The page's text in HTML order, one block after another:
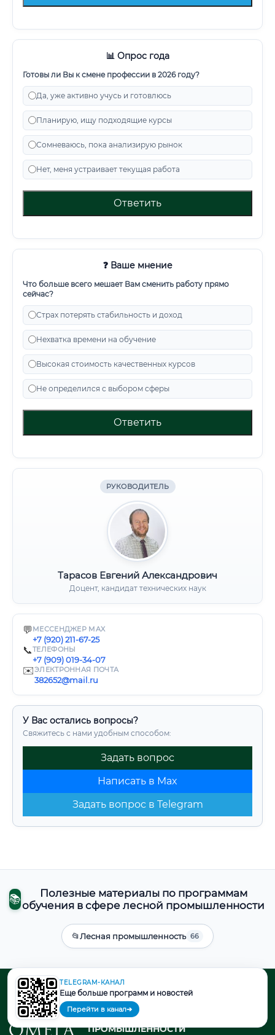
📊 Опрос года
Готовы ли Вы к смене профессии в 2026 году?
Да, уже активно учусь и готовлюсь
Планирую, ищу подходящие курсы
Сомневаюсь, пока анализирую рынок
Нет, меня устраивает текущая работа
Ответить
❓ Ваше мнение
Что больше всего мешает Вам сменить работу прямо
сейчас?
Страх потерять стабильность и доход
Нехватка времени на обучение
Высокая стоимость качественных курсов
Не определился с выбором сферы
Ответить
РУКОВОДИТЕЛЬ
Тарасов Евгений Александрович
Доцент, кандидат технических наук
💬 МЕССЕНДЖЕР MAX
+7 (920) 211-67-25
📞ТЕЛЕФОНЫ
+7 (909) 019-34-07
✉️ЭЛЕКТРОННАЯ ПОЧТА
382652@mail.ru
У Вас остались вопросы?
Свяжитесь с нами удобным способом:
Задать вопрос
Написать в Max
Задать вопрос в Telegram
📚
Полезные материалы по программам
обучения в сфере лесной промышленности
📂Лесная промышленность 66
ДОПОЛНИТЕЛЬНОЕ
ПРОФЕССИОНАЛЬНОЕ
ОБРАЗОВАНИЕ В СФЕРЕ ЛЕСНОЙ
ПРОМЫШЛЕННОСТИ
TELEGRAM-КАНАЛ
Еще больше программ и новостей
Перейти в канал➔